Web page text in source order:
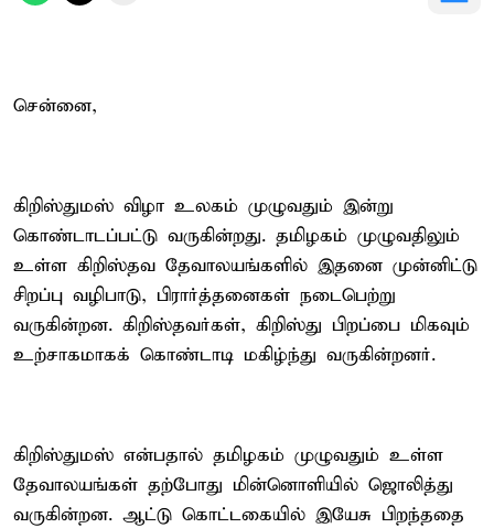
சென்னை,
கிறிஸ்துமஸ் விழா உலகம் முழுவதும் இன்று
கொண்டாடப்பட்டு வருகின்றது. தமிழகம் முழுவதிலும்
உள்ள கிறிஸ்தவ தேவாலயங்களில் இதனை முன்னிட்டு
சிறப்பு வழிபாடு, பிரார்த்தனைகள் நடைபெற்று
வருகின்றன. கிறிஸ்தவர்கள், கிறிஸ்து பிறப்பை மிகவும்
உற்சாகமாகக் கொண்டாடி மகிழ்ந்து வருகின்றனர்.
கிறிஸ்துமஸ் என்பதால் தமிழகம் முழுவதும் உள்ள
தேவாலயங்கள் தற்போது மின்னொளியில் ஜொலித்து
வருகின்றன. ஆட்டு கொட்டகையில் இயேசு பிறந்ததை